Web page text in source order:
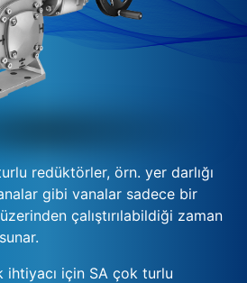
redüktörler, örn. yer darlığı
gibi vanalar sadece bir
çalıştırılabildiği zaman
için SA çok turlu